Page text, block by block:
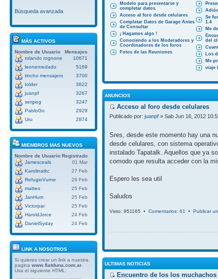
Búsqueda avanzada
MÁS ACTIVOS
Nombre de Usuario
Mensajes
rolando rognone
10671
leonenredado
5169
tincho mensajero
3700
tolder
3622
juanpf
3267
sergiog
3247
PabloGo
2929
Uru
2874
MIEMBROS MAS NUEVOS
Nombre de Usuario Registrado
Jamesceals
01 Mar
Karolinatkc
27 Feb
RefugioVurne
26 Feb
matteo
25 Feb
JanHum
25 Feb
Victorpar
25 Feb
HaroldJorce
24 Feb
DanielSyday
24 Feb
LINK A NOSOTROS
Si quieres crear un link a nuestra
pagina www.fiatduna.com.ar
Usa el siguiente HTML:
Modelo para presentarse y
completar datos.
Acceso al foro desde celulares
Completar Datos de Garage Antes
de Consultar
¡ Hagamos algo !
Conociendo a los Moderadores y
Coordinadores de los foros
Fotos de las Reuniones
Se
1.4
Me
del
Los
Me
viaje
ANUNCIOS
Acceso al foro desde celulares
Publicado por: juanpf » Sab Jun 16, 2012
Sres, desde este momento hay una
desde celulares, con sistema
instalado Tapatalk. Aquellos que ya
comodo que resulta acceder con la
Espero les sea util
Saludos
Visto: 951165 • Comentarios: 61 • Publicar
ULTIMAS NOTICIAS
Encuentro de los los